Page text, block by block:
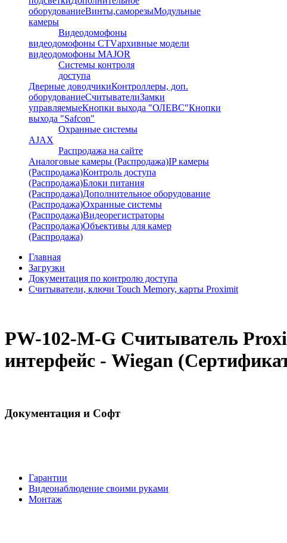
оборудованиеВинты,саморезыМодульные
камеры
Видеодомофоны
видеодомофоны CTVархивные модели
видеодомофоны MAJOR
Системы контроля
доступа
Дверные доводчикиКонтроллеры, доп.
оборудованиеСчитывателиЗамки
управляемыеКнопки выхода "ОЛЕВС"Кнопки
выхода "Safcon"
Охранные системы
AJAX
Распродажа на сайте
Аналоговые камеры (Распродажа)IP камеры
(Распродажа)Контроль доступа
(Распродажа)Блоки питания
(Распродажа)Дополнительное оборудование
(Распродажа)Охранные системы
(Распродажа)Видеорегистраторы
(Распродажа)Объективы для камер
(Распродажа)
Главная
Загрузки
Документация по контролю доступа
Считыватели, ключи Touch Memory, карты Proximit
PW-102-M-G Cчитыватель
интерфейс - Wiegan
Документация и Софт
Гарантии
Видеонаблюдение своими руками
Монтаж